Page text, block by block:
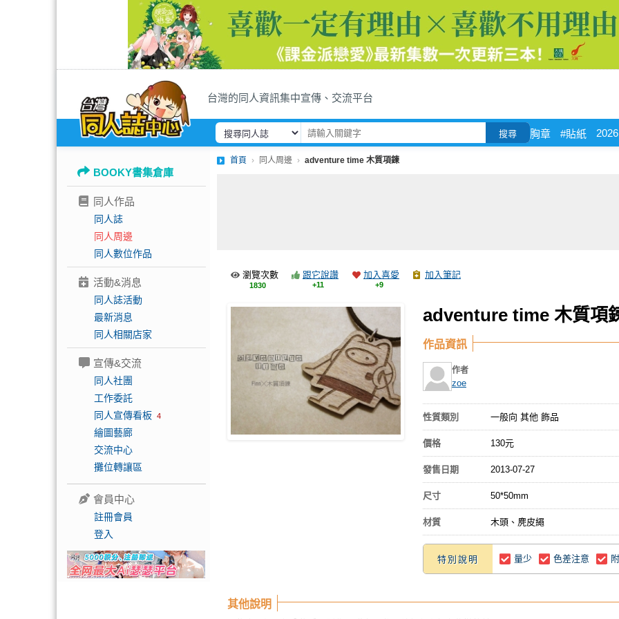
台灣的同人資訊集中宣傳、交流平台
搜尋 胸章 #貼紙 2026
BOOKY書集倉庫
同人作品
同人誌
同人周邊
同人數位作品
活動&消息
同人誌活動
最新消息
同人相關店家
宣傳&交流
同人社團
工作委託
同人宣傳看板 4
繪圖藝廊
交流中心
攤位轉讓區
會員中心
註冊會員
登入
首頁 同人周邊 adventure time 木質項鍊
瀏覽次數
1830
跟它說讚
+11
加入喜愛
+9
加入筆記
adventure time 木質項
作品資訊
作者
zoe
性質類別 一般向 其他 飾品
價格 130元
發售日期 2013-07-27
尺寸 50*50mm
材質 木頭、麂皮繩
特別說明 量少 色差注意
其他說明